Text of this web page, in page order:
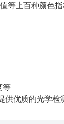
等上百种颜色指
等
供优质的光学检